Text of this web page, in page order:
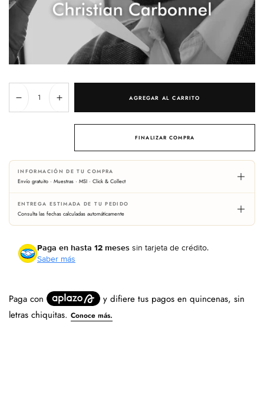
Reducir
cantidad
Aumentar
cantidad
para
AGREGAR AL CARRITO
FINALIZAR COMPRA
INFORMACIÓN DE TU COMPRA
Envío gratuito · Muestras · MSI · Click & Collect
ENTREGA ESTIMADA DE TU PEDIDO
Consulta las fechas calculadas automáticamente
Paga en hasta 12 meses sin tarjeta de crédito.
Saber más